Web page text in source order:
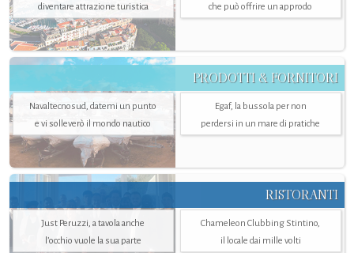
diventare attrazione turistica
che può offrire un approdo
PRODOTTI & FORNITORI
Navaltecnosud, datemi un punto
e vi solleverò il mondo nautico
Egaf, la bussola per non
perdersi in un mare di pratiche
RISTORANTI
Just Peruzzi, a tavola anche
l’occhio vuole la sua parte
Chameleon Clubbing Stintino,
il locale dai mille volti